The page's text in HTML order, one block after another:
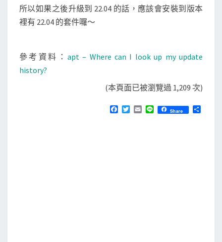
所以如果之後升級到 22.04 的話，應該會安裝到版本
裡有 22.04 的套件囉～
參考資料： apt – Where can I look up my update
history?
(本頁面已被瀏覽過 1,209 次)
E
Share